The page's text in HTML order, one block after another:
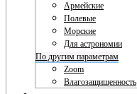
Армейские
Полевые
Морские
Для астрономии
По другим параметрам
Zoom
Влагозащищенность